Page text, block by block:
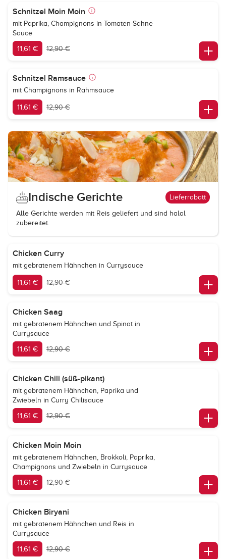
Schnitzel Moin Moin
mit Paprika, Champignons in Tomaten-Sahne
Sauce
11,61 € 12,90 €
Schnitzel Ramsauce
mit Champignons in Rahmsauce
11,61 € 12,90 €
Indische Gerichte Lieferrabatt
Alle Gerichte werden mit Reis geliefert und sind halal
zubereitet.
Chicken Curry
mit gebratenem Hähnchen in Currysauce
11,61 € 12,90 €
Chicken Saag
mit gebratenem Hähnchen und Spinat in
Currysauce
11,61 € 12,90 €
Chicken Chili (süß-pikant)
mit gebratenem Hähnchen, Paprika und
Zwiebeln in Curry Chilisauce
11,61 € 12,90 €
Chicken Moin Moin
mit gebratenem Hähnchen, Brokkoli, Paprika,
Champignons und Zwiebeln in Currysauce
11,61 € 12,90 €
Chicken Biryani
mit gebratenem Hähnchen und Reis in
Currysauce
11,61 € 12,90 €